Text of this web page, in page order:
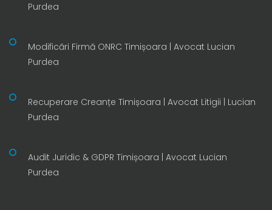
Purdea
Modificări Firmă ONRC Timișoara | Avocat Lucian
Purdea
Recuperare Creanțe Timișoara | Avocat Litigii | Lucian
Purdea
Audit Juridic & GDPR Timișoara | Avocat Lucian
Purdea